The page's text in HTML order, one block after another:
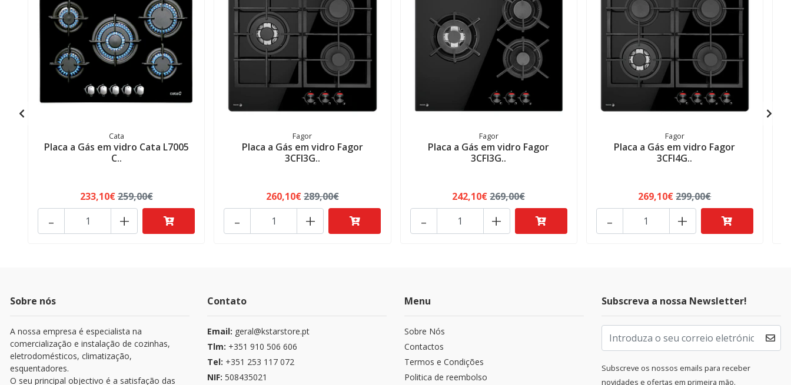
Cata
Placa a Gás em vidro Cata L7005
C..
233,10€259,00€
+
-
Fagor
Placa a Gás em vidro Fagor
3CFI3G..
260,10€289,00€
+
-
Fagor
Placa a Gás em vidro Fagor
3CFI3G..
242,10€269,00€
+
-
Fagor
Placa a Gás em vidro Fagor
3CFI4G..
269,10€299,00€
+
-
Sobre nós
A nossa empresa é especialista na
comercialização e instalação de cozinhas,
eletrodomésticos, climatização,
esquentadores.
O seu principal objectivo é a satisfação das
Contato
Email: geral@kstarstore.pt
Tlm: +351 910 506 606
Tel: +351 253 117 072
NIF: 508435021
Menu
Sobre Nós
Contactos
Termos e Condições
Politica de reembolso
Subscreva a nossa Newsletter!
Subscreve os nossos emails para receber
novidades e ofertas em primeira mão.